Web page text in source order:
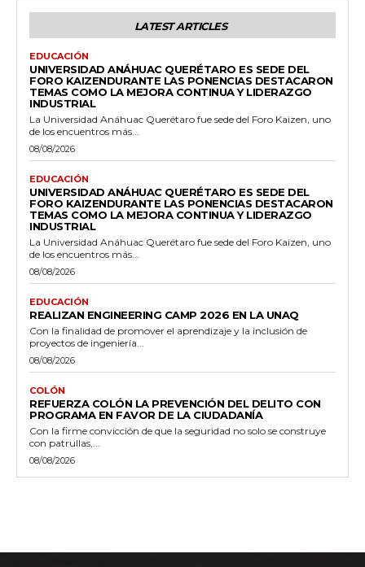
LATEST ARTICLES
EDUCACIÓN
UNIVERSIDAD ANÁHUAC QUERÉTARO ES SEDE DEL
FORO KAIZENDURANTE LAS PONENCIAS DESTACARON
TEMAS COMO LA MEJORA CONTINUA Y LIDERAZGO
INDUSTRIAL
La Universidad Anáhuac Querétaro fue sede del Foro Kaizen, uno
de los encuentros más...
08/08/2026
EDUCACIÓN
UNIVERSIDAD ANÁHUAC QUERÉTARO ES SEDE DEL
FORO KAIZENDURANTE LAS PONENCIAS DESTACARON
TEMAS COMO LA MEJORA CONTINUA Y LIDERAZGO
INDUSTRIAL
La Universidad Anáhuac Querétaro fue sede del Foro Kaizen, uno
de los encuentros más...
08/08/2026
EDUCACIÓN
REALIZAN ENGINEERING CAMP 2026 EN LA UNAQ
Con la finalidad de promover el aprendizaje y la inclusión de
proyectos de ingeniería...
08/08/2026
COLÓN
REFUERZA COLÓN LA PREVENCIÓN DEL DELITO CON
PROGRAMA EN FAVOR DE LA CIUDADANÍA
Con la firme convicción de que la seguridad no solo se construye
con patrullas,...
08/08/2026